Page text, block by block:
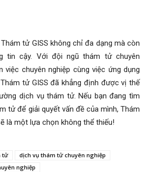
tử GISS không chỉ đa dạng mà còn
tin cậy. Với đội ngũ thám tử chuyên
việc chuyên nghiệp cùng việc ứng dụng
tử GISS đã khẳng định được vị thế
dịch vụ thám tử. Nếu bạn đang tìm
tử để giải quyết vấn đề của mình, Thám
là một lựa chọn không thể thiếu!
tử
dịch vụ thám tử chuyên nghiệp
nghiệp